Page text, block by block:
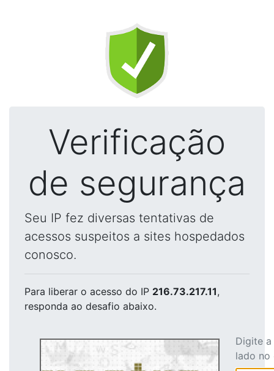
Verificação
de segurança
Seu IP fez diversas tentativas de
acessos suspeitos a sites hospedados
conosco.
Para liberar o acesso do IP 216.73.217.11,
responda ao desafio abaixo.
Digite
lado no